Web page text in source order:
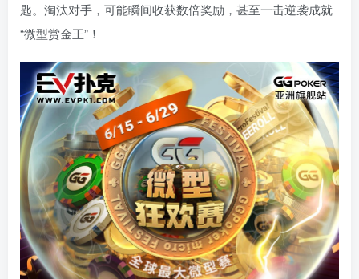
匙。淘汰对手，可能瞬间收获数倍奖励，甚至一击逆袭成就
“微型赏金王”！